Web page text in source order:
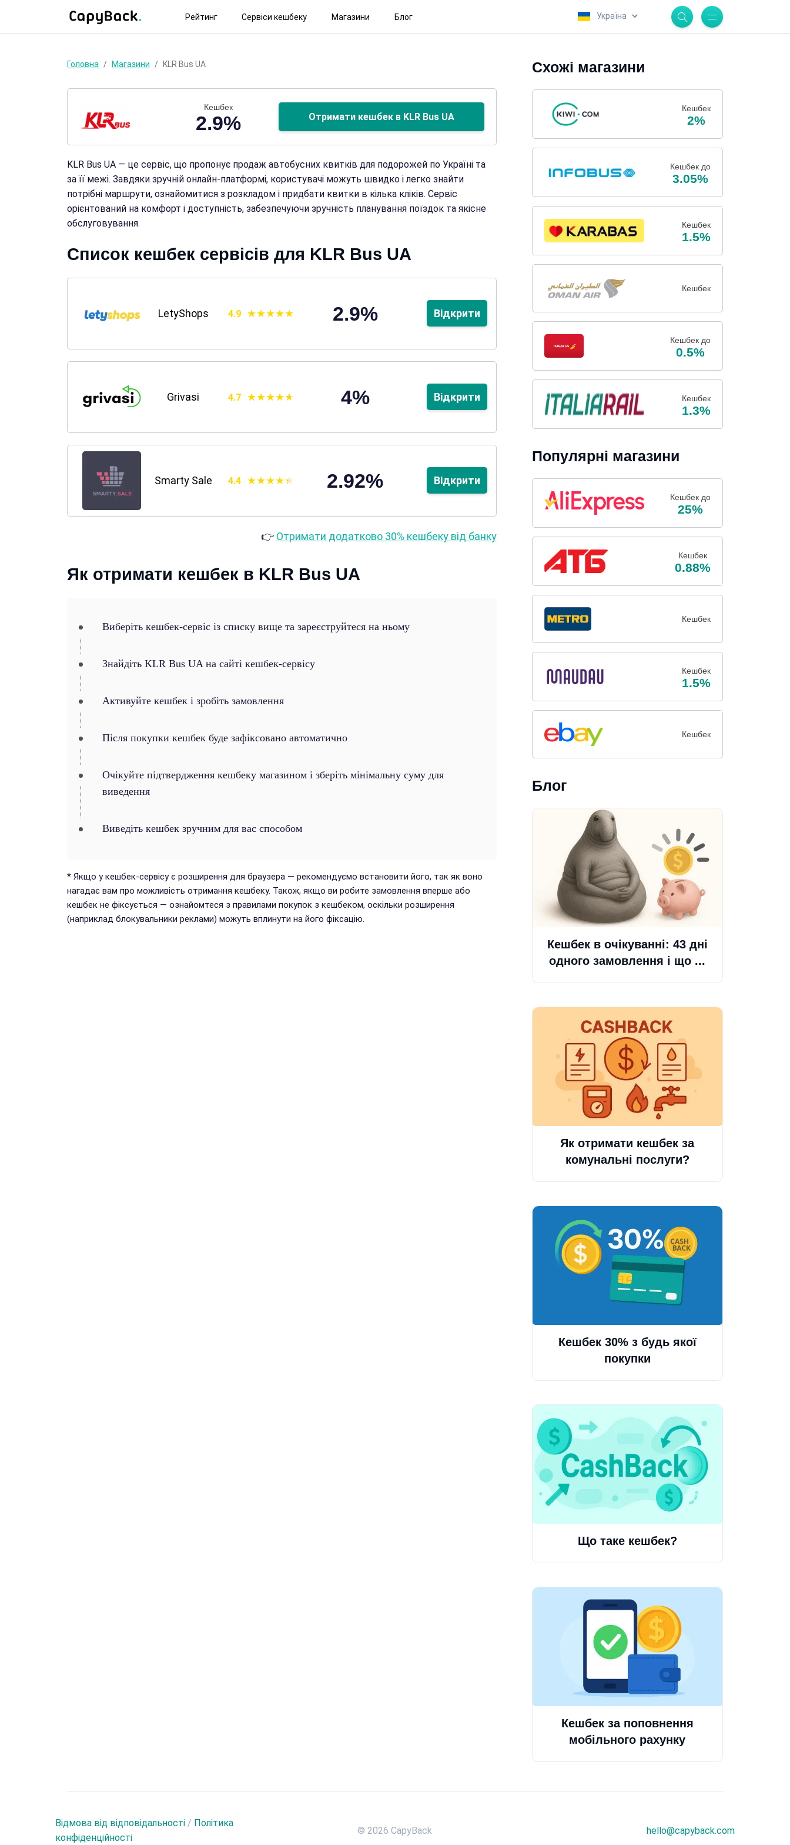
Рейтинг Сервіси кешбеку Магазини Блог
Головна Магазини KLR Bus UA
Кешбек
2.9% Отримати кешбек в KLR Bus UA
KLR Bus UA — це сервіс, що пропонує продаж автобусних квитків для подорожей по Україні та
за її межі. Завдяки зручній онлайн-платформі, користувачі можуть швидко і легко знайти
потрібні маршрути, ознайомитися з розкладом і придбати квитки в кілька кліків. Сервіс
орієнтований на комфорт і доступність, забезпечуючи зручність планування поїздок та якісне
обслуговування.
Список кешбек сервісів для KLR Bus UA
LetyShops 4.9 2.9% Відкрити
Grivasi 4.7 4% Відкрити
Smarty Sale 4.4 2.92% Відкрити
👉 Отримати додатково 30% кешбеку від банку
Як отримати кешбек в KLR Bus UA
Виберіть кешбек-сервіс із списку вище та зареєструйтеся на ньому
Знайдіть KLR Bus UA на сайті кешбек-сервісу
Активуйте кешбек і зробіть замовлення
Після покупки кешбек буде зафіксовано автоматично
Очікуйте підтвердження кешбеку магазином і зберіть мінімальну суму для
виведення
Виведіть кешбек зручним для вас способом
* Якщо у кешбек-сервісу є розширення для браузера — рекомендуємо встановити його, так як воно
нагадає вам про можливість отримання кешбеку. Також, якщо ви робите замовлення вперше або
кешбек не фіксується — ознайомтеся з правилами покупок з кешбеком, оскільки розширення
(наприклад блокувальники реклами) можуть вплинути на його фіксацію.
Схожі магазини
Кешбек
2%
Кешбек до
3.05%
Кешбек
1.5%
Кешбек
Кешбек до
0.5%
Кешбек
1.3%
Популярні магазини
Кешбек до
25%
Кешбек
0.88%
Кешбек
Кешбек
1.5%
Кешбек
Блог
Кешбек в очікуванні: 43 дні
одного замовлення і що ...
Як отримати кешбек за
комунальні послуги?
Кешбек 30% з будь якої
покупки
Що таке кешбек?
Кешбек за поповнення
мобільного рахунку
Відмова від відповідальності / Політика
конфіденційності
© 2026 CapyBack hello@capyback.com